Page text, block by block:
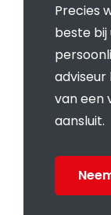
Precies
beste
van een
aansluit.